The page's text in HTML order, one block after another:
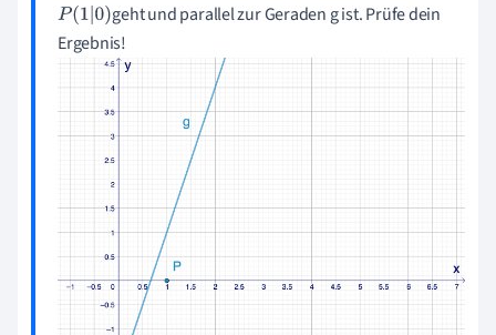
P(1|0 ) geht und parallel zur Geraden g ist. Prüfe dein
Ergebnis!